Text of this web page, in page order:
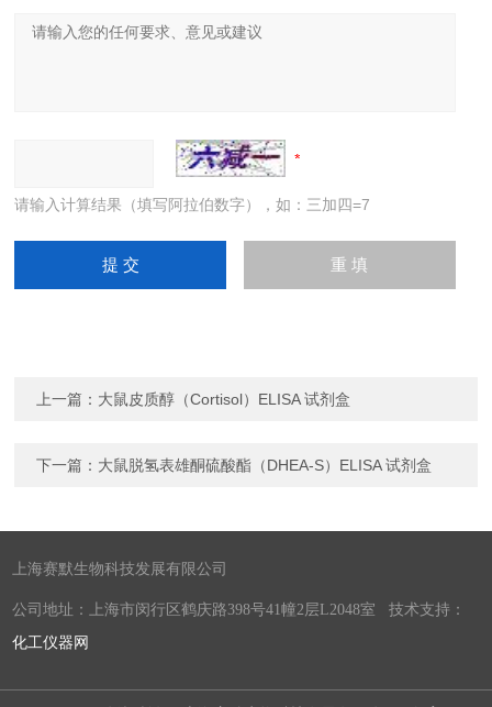
请输入计算结果（填写阿拉伯数字），如：三加四=7
上一篇： 大鼠皮质醇（Cortisol）ELISA 试剂盒
下一篇： 大鼠脱氢表雄酮硫酸酯（DHEA-S）ELISA 试剂盒
上海赛默生物科技发展有限公司
公司地址：上海市闵行区鹤庆路398号41幢2层L2048室 技术支持：
化工仪器网